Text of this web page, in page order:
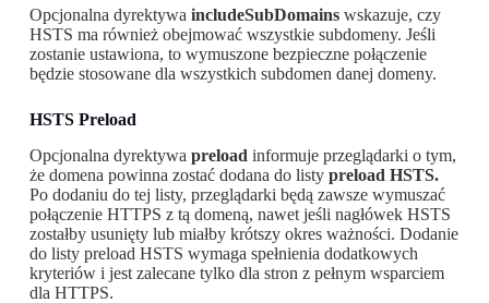
Opcjonalna dyrektywa includeSubDomainswskazuje, czy
HSTS ma również obejmować wszystkie subdomeny. Jeśli
zostanie ustawiona, to wymuszone bezpieczne połączenie
będzie stosowane dla wszystkich subdomen danej domeny.
HSTS Preload
Opcjonalna dyrektywa preload informuje przeglądarki o tym,
że domena powinna zostać dodana do listypreload HSTS.
Po dodaniu do tej listy, przeglądarki będą zawsze wymuszać
połączenie HTTPS z tą domeną, nawet jeśli nagłówek HSTS
zostałby usunięty lub miałby krótszy okres ważności. Dodanie
do listy preload HSTS wymaga spełnienia dodatkowych
kryteriów i jest zalecane tylko dla stron z pełnym wsparciem
dla HTTPS.